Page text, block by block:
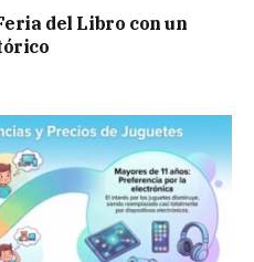
del Libro con un